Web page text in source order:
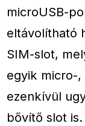
microUSB-
eltávolítható
SIM-slot,
egyik micro-,
ezenkívül
bővítő slot